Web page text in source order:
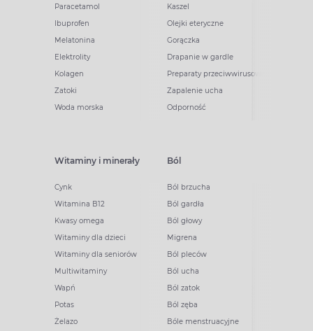
Paracetamol
Ibuprofen
Melatonina
Elektrolity
Kolagen
Zatoki
Woda morska
Kaszel
Olejki eteryczne
Gorączka
Drapanie w gardle
Preparaty przeciwwirusowe
Zapalenie ucha
Odporność
Witaminy i minerały
Cynk
Witamina B12
Kwasy omega
Witaminy dla dzieci
Witaminy dla seniorów
Multiwitaminy
Wapń
Potas
Żelazo
Ból
Ból brzucha
Ból gardła
Ból głowy
Migrena
Ból pleców
Ból ucha
Ból zatok
Ból zęba
Bóle menstruacyjne